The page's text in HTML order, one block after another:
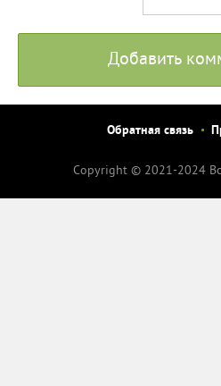
Добавить
Обратная связь
Copyright © 2021-2024